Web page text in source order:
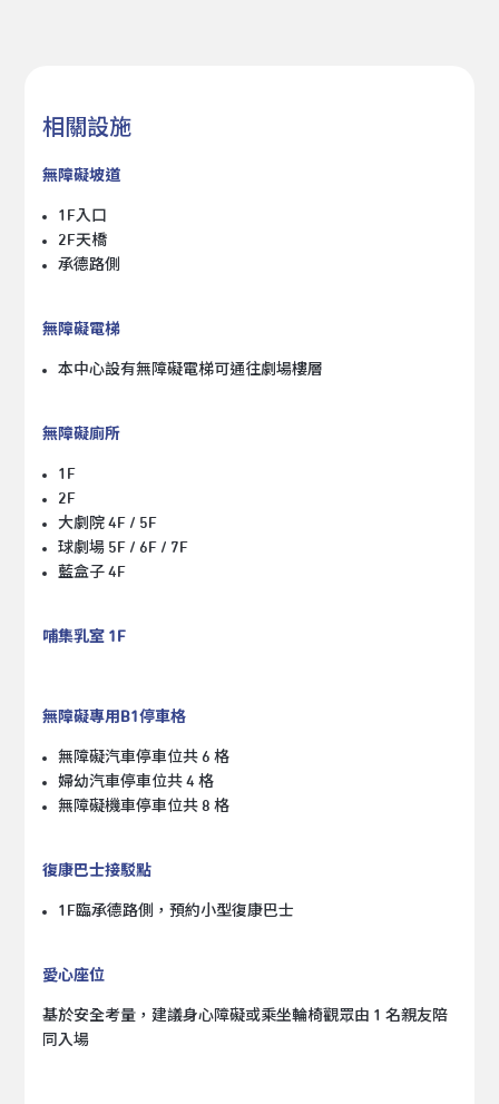
相關設施
無障礙坡道
1F入口
2F天橋
承德路側
無障礙電梯
本中心設有無障礙電梯可通往劇場樓層
無障礙廁所
1F
2F
大劇院 4F / 5F
球劇場 5F / 6F / 7F
藍盒子 4F
哺集乳室 1F
無障礙專用B1停車格
無障礙汽車停車位共 6 格
婦幼汽車停車位共 4 格
無障礙機車停車位共 8 格
復康巴士接駁點
1F臨承德路側，預約小型復康巴士
愛心座位
基於安全考量，建議身心障礙或乘坐輪椅觀眾由 1 名親友陪
同入場